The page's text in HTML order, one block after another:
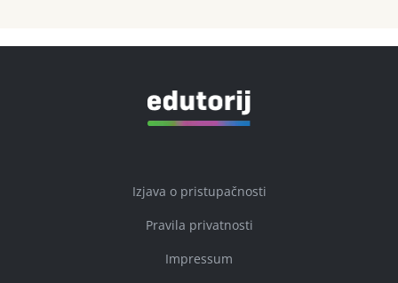
Izjava o pristupačnosti
Pravila privatnosti
Impressum